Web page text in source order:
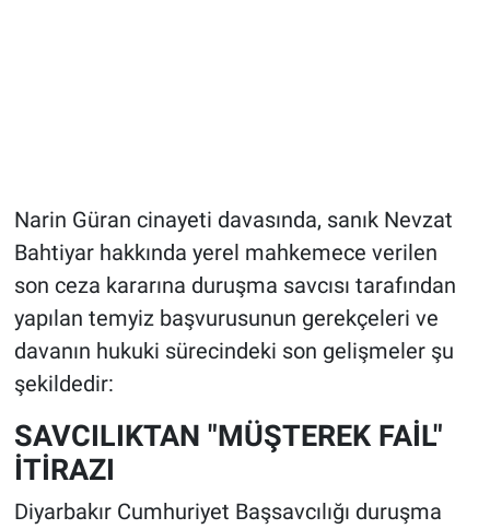
Narin Güran cinayeti davasında, sanık Nevzat
Bahtiyar hakkında yerel mahkemece verilen
son ceza kararına duruşma savcısı tarafından
yapılan temyiz başvurusunun gerekçeleri ve
davanın hukuki sürecindeki son gelişmeler şu
şekildedir:
SAVCILIKTAN "MÜŞTEREK FAİL"
İTİRAZI
Diyarbakır Cumhuriyet Başsavcılığı duruşma